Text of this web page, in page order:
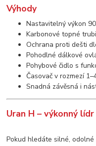
Výhody
Nastavitelný výkon
Karbonové topné
Ochrana proti dešti
Pohodlné dálkové
Pohybové čidlo s
Časovač v rozmezí
Snadná závěsná i
Uran H – výkonný
Pokud hledáte silné,